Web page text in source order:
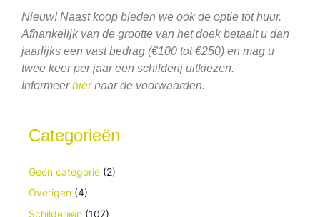
Nieuw! Naast koop bieden we ook de optie tot huur.
Afhankelijk van de grootte van het doek betaalt u dan
jaarlijks een vast bedrag (€100 tot €250) en mag u
twee keer per jaar een schilderij uitkiezen.
Informeerhiernaar de voorwaarden.
Categorieën
Geen categorie (2)
Overigen (4)
Schilderijen (107)